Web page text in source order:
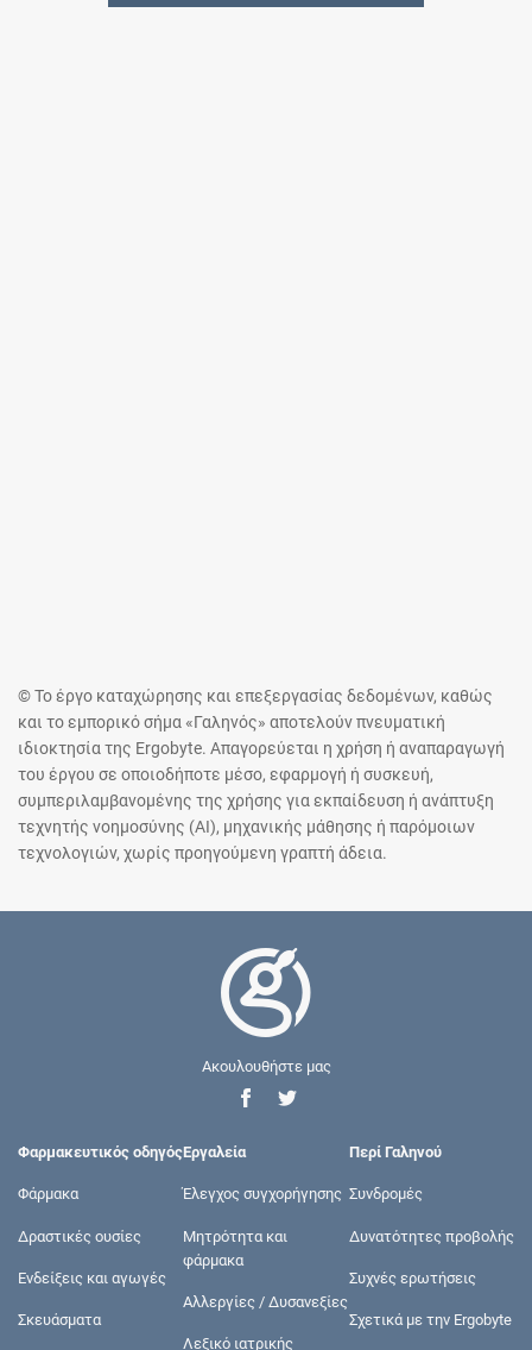
© Το έργο καταχώρησης και επεξεργασίας δεδομένων, καθώς
και το εμπορικό σήμα «Γαληνός» αποτελούν πνευματική
ιδιοκτησία της Ergobyte. Απαγορεύεται η χρήση ή αναπαραγωγή
του έργου σε οποιοδήποτε μέσο, εφαρμογή ή συσκευή,
συμπεριλαμβανομένης της χρήσης για εκπαίδευση ή ανάπτυξη
τεχνητής νοημοσύνης (AI), μηχανικής μάθησης ή παρόμοιων
τεχνολογιών, χωρίς προηγούμενη γραπτή άδεια.
Ακουλουθήστε μας
Φαρμακευτικός οδηγός
Φάρμακα
Δραστικές ουσίες
Ενδείξεις και αγωγές
Σκευάσματα
Εργαλεία
Έλεγχος συγχορήγησης
Μητρότητα και
φάρμακα
Αλλεργίες / Δυσανεξίες
Λεξικό ιατρικής
Περί Γαληνού
Συνδρομές
Δυνατότητες προβολής
Συχνές ερωτήσεις
Σχετικά με την Ergobyte